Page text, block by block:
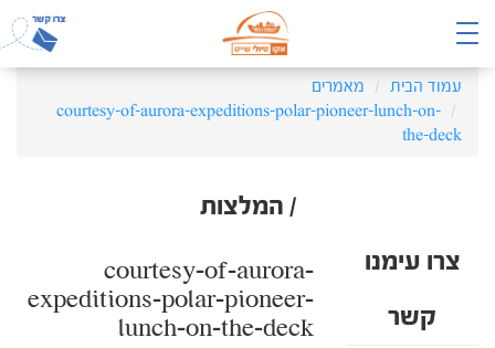
עמוד הבית
מאמרים
courtesy-of-aurora-expeditions-polar-pioneer-lunch-on-
the-deck
/ המלצות
צרו עימנו
קשר
courtesy-of-aurora-
expeditions-polar-pioneer-
lunch-on-the-deck